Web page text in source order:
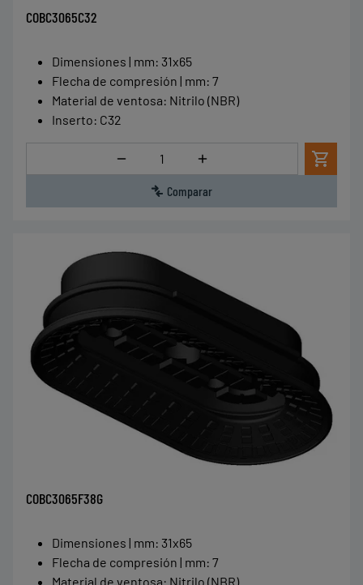
COBC3065C32
Dimensiones | mm: 31x65
Flecha de compresión | mm: 7
Material de ventosa: Nitrilo (NBR)
Inserto: C32
Cantidad
Comparar
COBC3065F38G
Dimensiones | mm: 31x65
Flecha de compresión | mm: 7
Material de ventosa: Nitrilo (NBR)